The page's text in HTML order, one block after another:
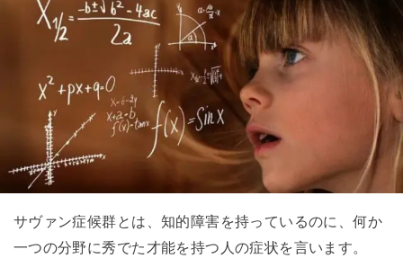
サヴァン症候群とは、知的障害を持っているのに、何か
一つの分野に秀でた才能を持つ人の症状を言います。